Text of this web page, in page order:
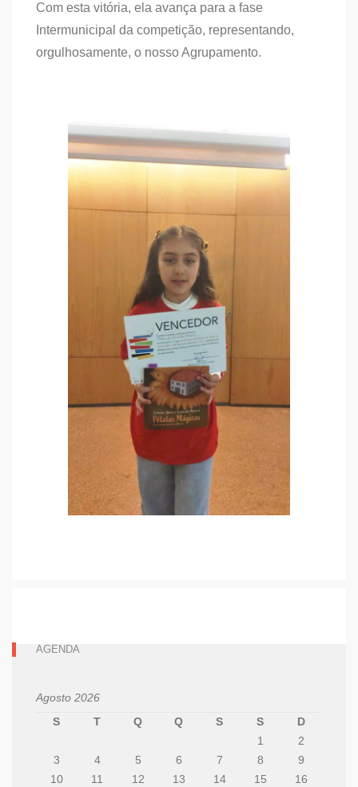
Com esta vitória, ela avança para a fase
Intermunicipal da competição, representando,
orgulhosamente, o nosso Agrupamento.
AGENDA
Agosto 2026
S
T Q Q S S
D
1
2
3
4 5 6 7 8
9
10
11 12 13 14 15
16